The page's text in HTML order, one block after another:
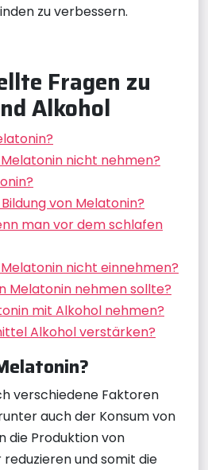
zu verbessern.
Fragen zu
Alkohol
nicht nehmen?
von Melatonin?
man vor dem schlafen
nicht einnehmen?
Melatonin nehmen sollte?
mit Alkohol nehmen?
Alkohol verstärken?
verschiedene Faktoren
auch der Konsum von
die Produktion von
und somit die